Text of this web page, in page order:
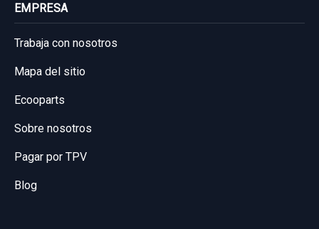
AMORTIGUADOR DELANTERO IZQUIERDO
usado.
AUDI A3 SPORTBACK (8P) 1.6 TDI
EMPRESA
Trabaja con nosotros
Mapa del sitio
Ecooparts
Sobre nosotros
Pagar por TPV
Blog